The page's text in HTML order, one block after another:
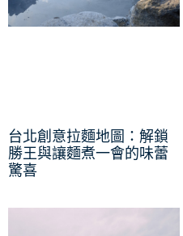
台北創意拉麵地圖：解鎖
勝王與讓麵煮一會的味蕾
驚喜